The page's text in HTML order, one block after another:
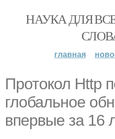
НАУКА ДЛЯ
главная
Протокол Http
глобальное
впервые за 16